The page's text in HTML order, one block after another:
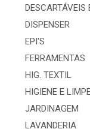
DESCARTÁVEIS
DISPENSER
EPI'S
FERRAMENTAS
HIG. TEXTIL
HIGIENE E
JARDINAGEM
LAVANDERIA